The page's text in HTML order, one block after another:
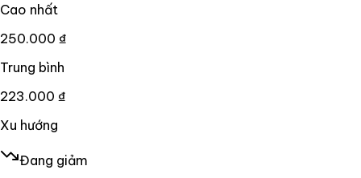
Cao nhất
250.000 ₫
Trung bình
223.000 ₫
Xu hướng
Đang giảm